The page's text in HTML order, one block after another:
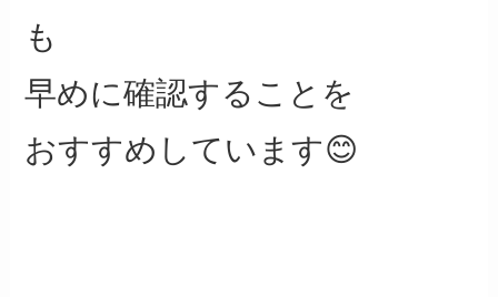
も
早めに確認することを
おすすめしています😊